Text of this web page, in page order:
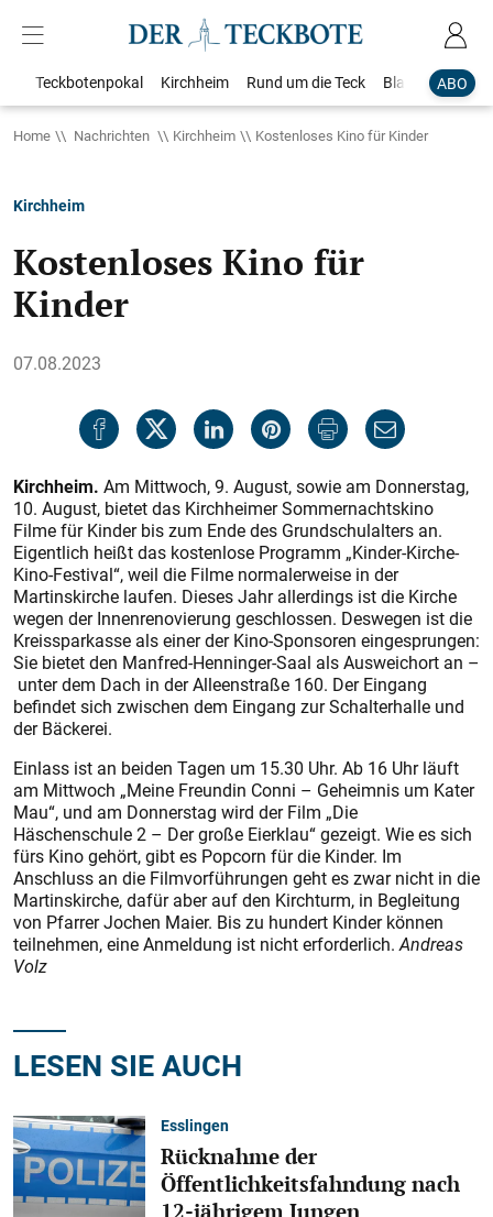
ABO
Teckbotenpokal Kirchheim Rund um die Teck Blaulicht
Home Nachrichten Kirchheim Kostenloses Kino für Kinder
Kirchheim
Kostenloses Kino für
Kinder
07.08.2023
Kirchheim. Am Mittwoch, 9. August, sowie am Donnerstag,
10. August, bietet das Kirchheimer Sommernachtskino
Filme für Kinder bis zum Ende des Grundschulalters an.
Eigentlich heißt das kostenlose Programm „Kinder-Kirche-
Kino-Festival“, weil die Filme normalerweise in der
Martinskirche laufen. Dieses Jahr allerdings ist die Kirche
wegen der Innenrenovierung geschlossen. Deswegen ist die
Kreissparkasse als einer der Kino-Sponsoren eingesprungen:
Sie bietet den Manfred-Henninger-Saal als Ausweichort an –
unter dem Dach in der Alleenstraße 160. Der Eingang
befindet sich zwischen dem Eingang zur Schalterhalle und
der Bäckerei.
Einlass ist an beiden Tagen um 15.30 Uhr. Ab 16 Uhr läuft
am Mittwoch „Meine Freundin Conni – Geheimnis um Kater
Mau“, und am Donnerstag wird der Film „Die
Häschenschule 2 – Der große Eierklau“ gezeigt. Wie es sich
fürs Kino gehört, gibt es Popcorn für die Kinder. Im
Anschluss an die Filmvorführungen geht es zwar nicht in die
Martinskirche, dafür aber auf den Kirchturm, in Begleitung
von Pfarrer Jochen Maier. Bis zu hundert Kinder können
teilnehmen, eine Anmeldung ist nicht erforderlich.Andreas
Volz
LESEN SIE AUCH
Esslingen
Rücknahme der
Öffentlichkeitsfahndung nach
12-jährigem Jungen